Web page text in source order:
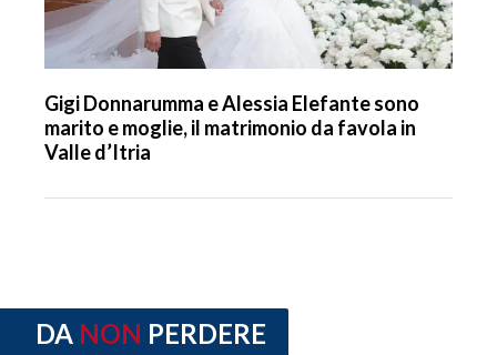
Gigi Donnarumma e Alessia Elefante sono
marito e moglie, il matrimonio da favola in
Valle d’Itria
DA NON PERDERE